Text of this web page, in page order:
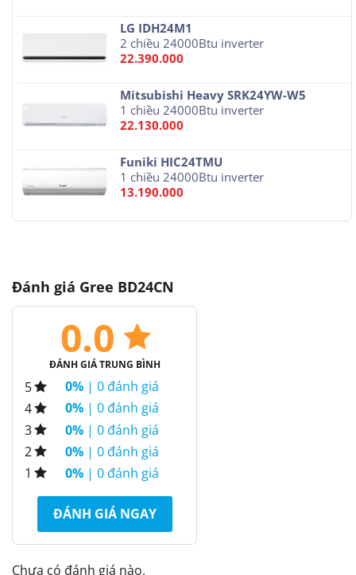
LG IDH24M1
2 chiều 24000Btu inverter
22.390.000
Mitsubishi Heavy SRK24YW-W5
1 chiều 24000Btu inverter
22.130.000
Funiki HIC24TMU
1 chiều 24000Btu inverter
13.190.000
Đánh giá Gree BD24CN
0.0
ĐÁNH GIÁ TRUNG BÌNH
5 0% | 0 đánh giá
4
0% | 0 đánh giá
3
0% | 0 đánh giá
2
0% | 0 đánh giá
1
0% | 0 đánh giá
ĐÁNH GIÁ NGAY
Chưa có đánh giá nào.